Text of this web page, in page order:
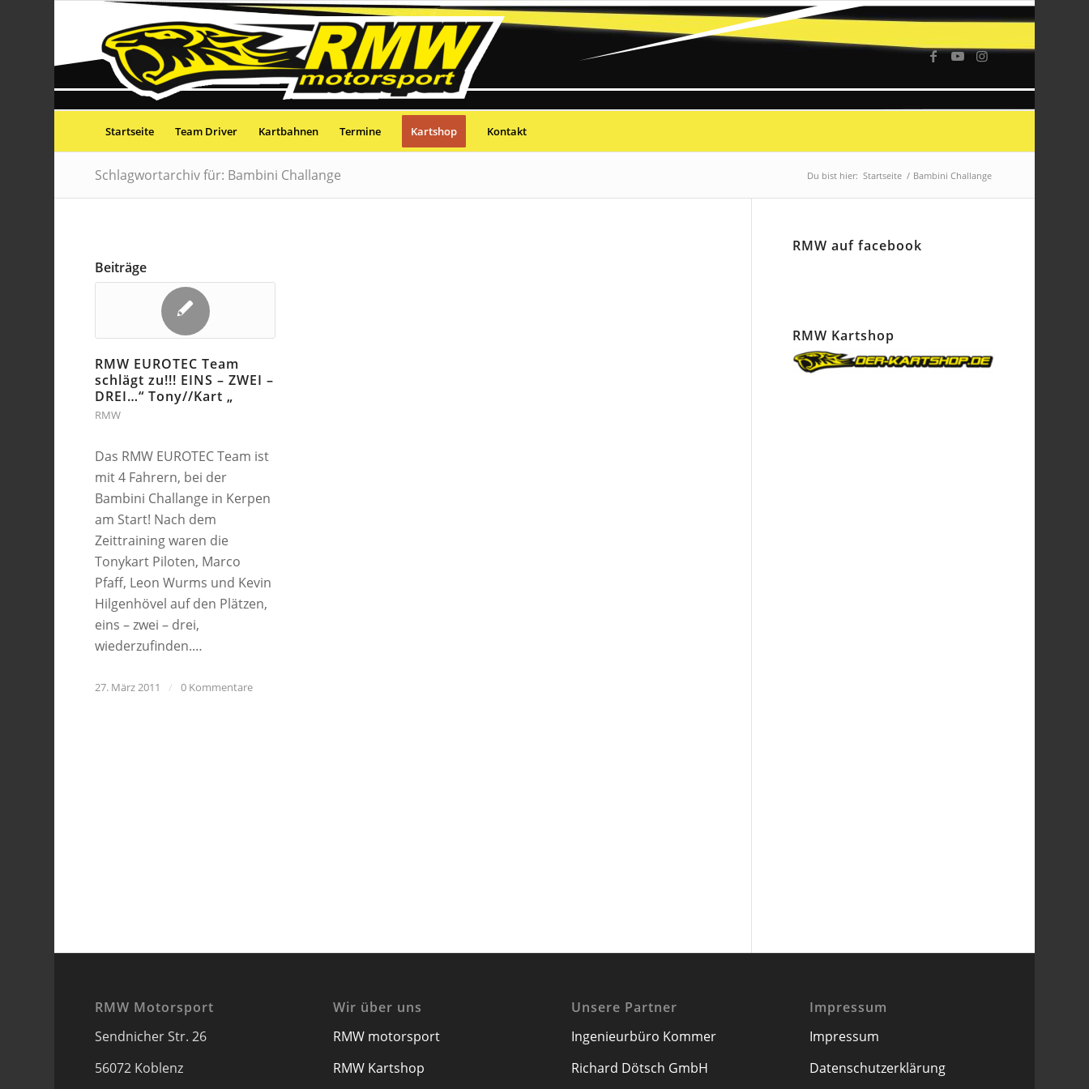
Startseite Team Driver Kartbahnen Termine Kartshop Kontakt
Schlagwortarchiv für: Bambini Challange Du bist hier: Startseite / Bambini Challange
Beiträge
RMW EUROTEC Team
schlägt zu!!! EINS – ZWEI –
DREI…“ Tony//Kart „
RMW
Das RMW EUROTEC Team ist
mit 4 Fahrern, bei der
Bambini Challange in Kerpen
am Start! Nach dem
Zeittraining waren die
Tonykart Piloten, Marco
Pfaff, Leon Wurms und Kevin
Hilgenhövel auf den Plätzen,
eins – zwei – drei,
wiederzufinden.…
27. März 2011 / 0 Kommentare
RMW auf facebook
RMW Kartshop
RMW Motorsport
Sendnicher Str. 26
56072 Koblenz
Wir über uns
RMW motorsport
RMW Kartshop
Unsere Partner
Ingenieurbüro Kommer
Richard Dötsch GmbH
Impressum
Impressum
Datenschutzerklärung